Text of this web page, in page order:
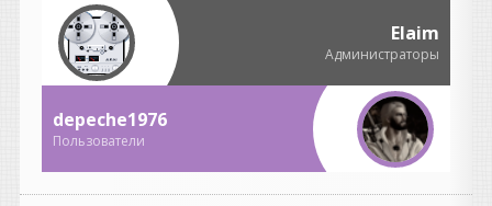
Nostalgia возвращается в
специальном юбилейном
издании, посвященном 20-
летию.
Elaim
Администраторы
depeche1976
Пользователи